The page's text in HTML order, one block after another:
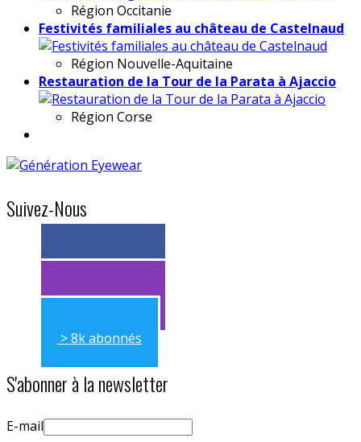
Région Occitanie
Festivités familiales au château de Castelnaud
Région Nouvelle-Aquitaine
Restauration de la Tour de la Parata à Ajaccio
Région Corse
Suivez-Nous
> 11k abonnés
> 11k abonnés
> 8k abonnés
S'abonner à la newsletter
E-mail